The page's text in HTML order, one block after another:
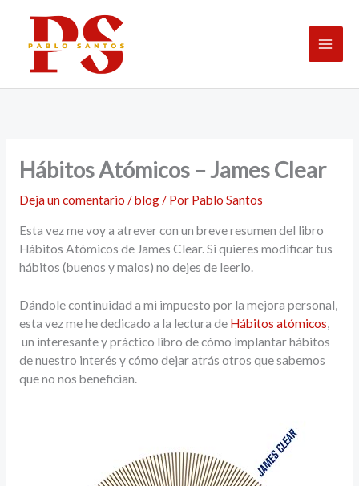
contenido
Hábitos Atómicos – James Clear
Deja un comentario /blog/ Por Pablo Santos
Esta vez me voy a atrever con un breve resumen del libro
Hábitos Atómicos de James Clear. Si quieres modificar tus
hábitos (buenos y malos) no dejes de leerlo.
Dándole continuidad a mi impuesto por la mejora personal,
esta vez me he dedicado a la lectura de Hábitos atómicos,
un interesante y práctico libro de cómo implantar hábitos
de nuestro interés y cómo dejar atrás otros que sabemos
que no nos benefician.